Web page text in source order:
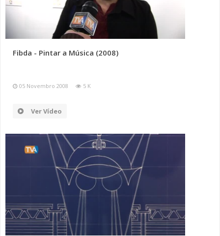
Fibda - Pintar a Música (2008)
05 Novembro 2008 5 K
Ver Vídeo